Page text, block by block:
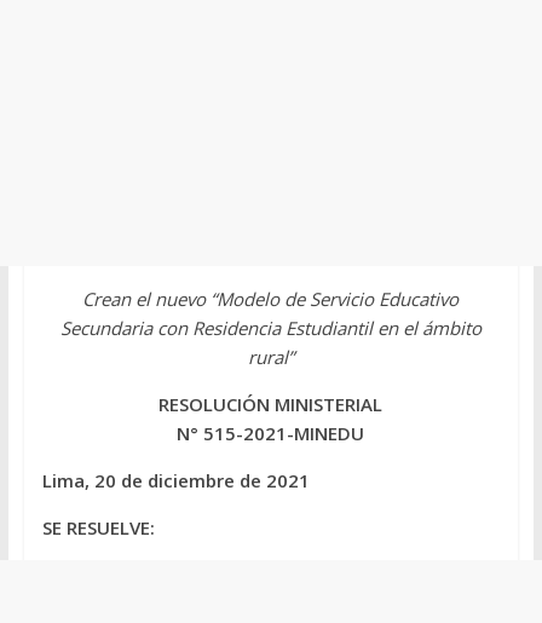
Crean el nuevo “Modelo de Servicio Educativo
Secundaria con Residencia Estudiantil en el ámbito
rural”
RESOLUCIÓN MINISTERIAL
N° 515-2021-MINEDU
Lima, 20 de diciembre de 2021
SE RESUELVE: